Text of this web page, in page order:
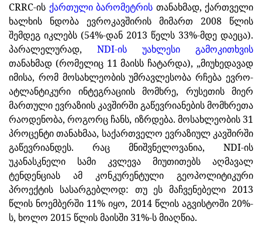
CRRC-ის ქართული ბარომეტრის თანახმად, ქართველი
ხალხის ნდობა ევროკავშირის მიმართ 2008 წლის
შემდეგ იკლებს (54%-დან 2013 წელს 33%-მდე დაეცა).
პარალელურად, NDI-ის უახლესი გამოკითხვის
თანახმად (რომელიც 11 მაისს ჩატარდა), „მიუხედავად
იმისა, რომ მოსახლეობის უმრავლესობა რჩება ევრო-
ატლანტიკური ინტეგრაციის მომხრე, რუსეთის მიერ
მართული ევრაზიის კავშირში გაწევრიანების მომხრეთა
რაოდენობა, როგორც ჩანს, იზრდება. მოსახლეობის 31
პროცენტი თანახმაა, საქართველო ევრაზიულ კავშირში
გაწევრიანდეს. რაც მნიშვნელოვანია, NDI-ის
უკანასკნელი სამი კვლევა მიუთითებს აღმავალ
ტენდენციას ამ კონკურენტული გეოპოლიტიკური
პროექტის სასარგებლოდ: თუ ეს მაჩვენებელი 2013
წლის ნოემბერში 11% იყო, 2014 წლის აგვისტოში 20%-
ს, ხოლო 2015 წლის მაისში 31%-ს მიაღწია.